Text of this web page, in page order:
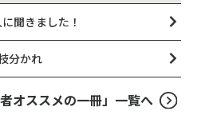
聞きました！
分かれ
オススメの一冊」一覧へ